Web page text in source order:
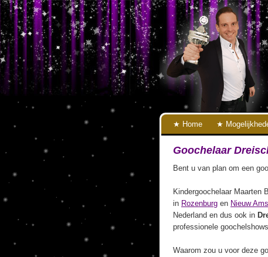
Home
Goochelaar
Bent u van plan om een
Kindergoochelaar Maarten
in Rozenburg en Nieuw
Nederland en dus ook in
professionele
Waarom zou u voor deze